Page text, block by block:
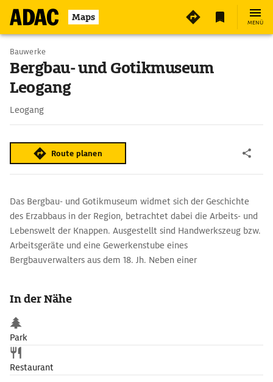
Maps MENÜ
Bauwerke
Bergbau- und Gotikmuseum
Leogang
Leogang
Route planen
Das Bergbau- und Gotikmuseum widmet sich der Geschichte
des Erzabbaus in der Region, betrachtet dabei die Arbeits- und
Lebenswelt der Knappen. Ausgestellt sind Handwerkszeug bzw.
Arbeitsgeräte und eine Gewerkenstube eines
Bergbauverwalters aus dem 18. Jh. Neben einer
letzteren handelt es sich vor allem um Bergbauheilige. Diese
waren sozusagen Helfer der Knappen, allen voran die hl.
Barbara.
In der Nähe
Park
Restaurant